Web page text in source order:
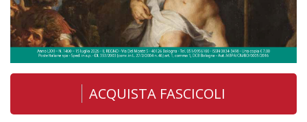
ACQUISTA FASCICOLI